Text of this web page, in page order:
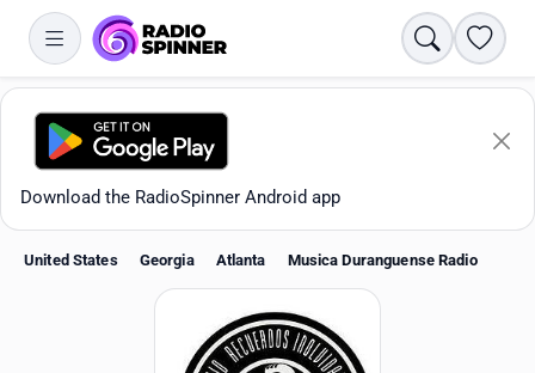
Search
Download the RadioSpinner Android app
United States Georgia Atlanta Musica Duranguense Radio